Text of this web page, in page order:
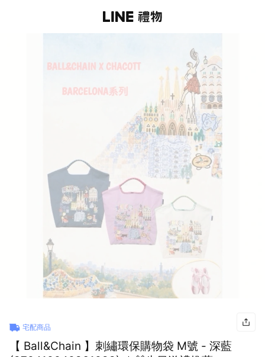
宅配商品
【 Ball&Chain 】刺繡環保購物袋 M號 - 深藍